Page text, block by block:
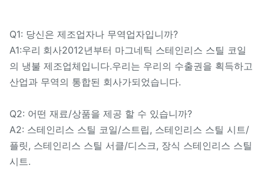
Q1: 당신은 제조업자나 무역업자입니까?
A1:우리 회사2012년부터 마그네틱 스테인리스 스틸 코일
의 냉불 제조업체입니다.우리는 우리의 수출권을 획득하고
산업과 무역의 통합된 회사가되었습니다.
Q2: 어떤 재료/상품을 제공 할 수 있습니까?
A2: 스테인리스 스틸 코일/스트립, 스테인리스 스틸 시트/
플릿, 스테인리스 스틸 서클/디스크, 장식 스테인리스 스틸
시트.